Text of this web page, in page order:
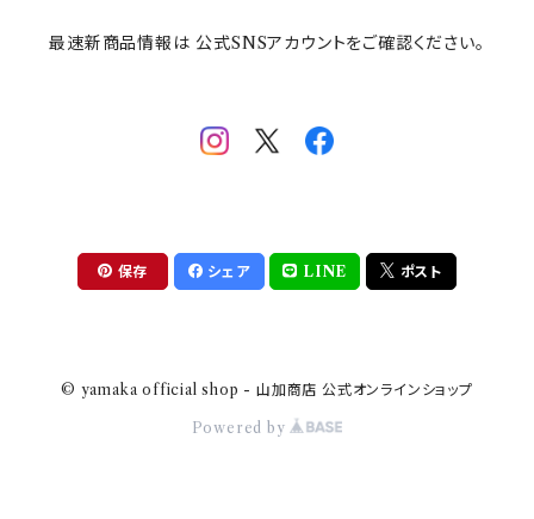
mofsand×日比谷花壇
ちびまる子ちゃんandクレヨンしんちゃん
HANAE MORI(ハナエモリ)
THE BEATLES(ザ・ビートルズ)
【山加商店×yaeko】migratory bird
隅切り重箱
HAPPY DINING(ハッピーダイニング)
SoSo(ソソ）
最速新商品情報は 公式SNSアカウントをご確認ください。
保存 シェア LINE ポスト
© yamaka official shop - 山加商店 公式オンラインショップ
Powered by